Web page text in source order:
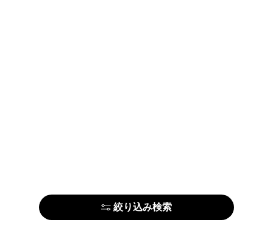
絞り込み検索